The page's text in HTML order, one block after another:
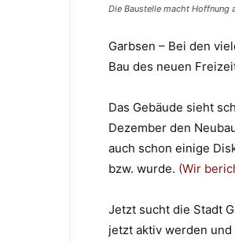
Die Baustelle macht Hoffnung
Garbsen – Bei den
Bau des neuen
Das Gebäude sieht
Dezember den
auch schon einige
bzw. wurde. (Wir
Jetzt sucht die Stadt
jetzt aktiv werden